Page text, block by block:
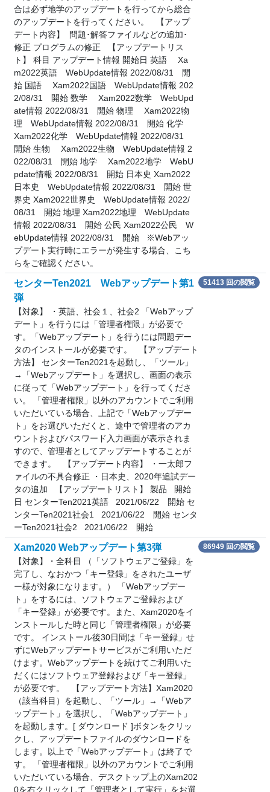
合は必ず地学のアップデートを行ってから総合
のアップデートを行ってください。 【アップ
デート内容】 問題･解答ファイルなどの追加･
修正 プログラムの修正 【アップデートリス
ト】 科目 アップデート情報 開始日 英語 Xa
m2022英語 WebUpdate情報 2022/08/31 開
始 国語 Xam2022国語 WebUpdate情報 202
2/08/31 開始 数学 Xam2022数学 WebUpd
ate情報 2022/08/31 開始 物理 Xam2022物
理 WebUpdate情報 2022/08/31 開始 化学
Xam2022化学 WebUpdate情報 2022/08/31
開始 生物 Xam2022生物 WebUpdate情報 2
022/08/31 開始 地学 Xam2022地学 WebU
pdate情報 2022/08/31 開始 日本史 Xam2022
日本史 WebUpdate情報 2022/08/31 開始 世
界史 Xam2022世界史 WebUpdate情報 2022/
08/31 開始 地理 Xam2022地理 WebUpdate
情報 2022/08/31 開始 公民 Xam2022公民 W
ebUpdate情報 2022/08/31 開始 ※Webアッ
プデート実行時にエラーが発生する場合、こち
らをご確認ください。
センターTen2021 Webアップデート第1
弾
【対象】 ・英語、社会１、社会2 「Webアップ
デート」を行うには「管理者権限」が必要で
す。「Webアップデート」を行うには問題デー
タのインストールが必要です。 【アップデート
方法】 センターTen2021を起動し、「ツール」
→「Webアップデート」を選択し、画面の表示
に従って「Webアップデート」を行ってくださ
い。 「管理者権限」以外のアカウントでご利用
いただいている場合、上記で「Webアップデー
ト」をお選びいただくと、途中で管理者のアカ
ウントおよびパスワード入力画面が表示されま
すので、管理者としてアップデートすることが
できます。 【アップデート内容】 ・一太郎フ
ァイルの不具合修正 ・日本史、2020年追試デー
タの追加 【アップデートリスト】 製品 開始
日 センターTen2021英語 2021/06/22 開始 セ
ンターTen2021社会1 2021/06/22 開始 センタ
ーTen2021社会2 2021/06/22 開始
51413 回の閲覧
Xam2020 Webアップデート第3弾
【対象】・全科目 （「ソフトウェアご登録」を
完了し、なおかつ「キー登録」をされたユーザ
ー様が対象になります。） 「Webアップデー
ト」をするには、ソフトウェアご登録および
「キー登録」が必要です。また、Xam2020をイ
ンストールした時と同じ「管理者権限」が必要
です。 インストール後30日間は「キー登録」せ
ずにWebアップデートサービスがご利用いただ
けます。Webアップデートを続けてご利用いた
だくにはソフトウェア登録および「キー登録」
が必要です。 【アップデート方法】Xam2020
（該当科目）を起動し、「ツール」→「Webア
ップデート」を選択し、「Webアップデート」
を起動します。[ ダウンロード ]ボタンをクリッ
クし、アップデートファイルのダウンロードを
します。以上で「Webアップデート」は終了で
す。 「管理者権限」以外のアカウントでご利用
いただいている場合、デスクトップ上のXam202
0を右クリックして「管理者として実行」をお選
86949 回の閲覧